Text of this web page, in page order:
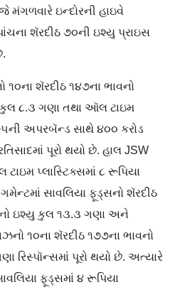
ઇન્દોરની હાઇવે
શૅરદીઠ ૭૦ની ઇશ્યુ પ્રાઇસ
૧૦ના શૅરદીઠ ૧૪૭ના ભાવનો
કુલ ૮.૩ ગણા તથા ઑલ ટાઇમ
અપરબૅન્ડ સાથે ૪૦૦ કરોડ
પૂરો થયો છે. હાલ JSW
પ્લાસ્ટિક્સમાં ૮ રૂપિયા
સાવલિયા ફૂડ્સનો શૅરદીઠ
ઇશ્યુ કુલ ૧૩.૩ ગણા અને
૧૦ના શૅરદીઠ ૧૭૭ના ભાવનો
રિસ્પૉન્સમાં પૂરો થયો છે. અત્યારે
ફૂડ્સમાં ૪ રૂપિયા